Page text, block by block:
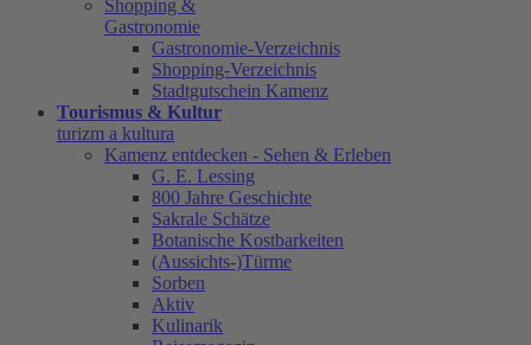
Shopping &
Gastronomie
Gastronomie-Verzeichnis
Shopping-Verzeichnis
Stadtgutschein Kamenz
Tourismus & Kultur
turizm a kultura
Kamenz entdecken - Sehen & Erleben
G. E. Lessing
800 Jahre Geschichte
Sakrale Schätze
Botanische Kostbarkeiten
(Aussichts-)Türme
Sorben
Aktiv
Kulinarik